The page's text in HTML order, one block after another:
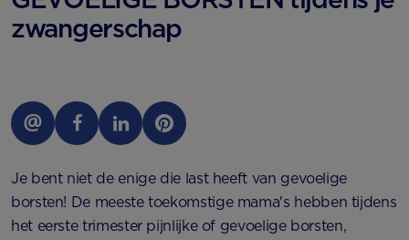
zwangerschap
Je bent niet de enige die last heeft van gevoelige
borsten! De meeste toekomstige mama's hebben tijdens
het eerste trimester pijnlijke of gevoelige borsten,